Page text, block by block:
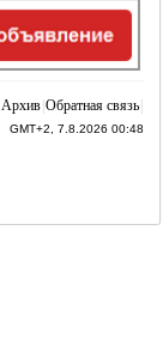
Архив Обратная связь
GMT+2, 7.8.2026 00:48